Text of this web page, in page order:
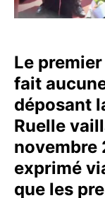
Le
fait
déposant
Ruelle
novembre
exprimé
que les